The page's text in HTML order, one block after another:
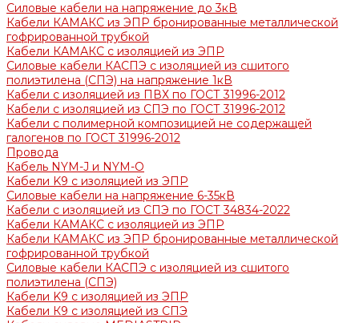
Силовые кабели на напряжение до 3кВ
Кабели КАМАКС из ЭПР бронированные металлической
гофрированной трубкой
Кабели КАМАКС с изоляцией из ЭПР
Силовые кабели КАСПЭ с изоляцией из сшитого
полиэтилена (СПЭ) на напряжение 1кВ
Кабели с изоляцией из ПВХ по ГОСТ 31996-2012
Кабели с изоляцией из СПЭ по ГОСТ 31996-2012
Кабели с полимерной композицией не содержащей
галогенов по ГОСТ 31996-2012
Провода
Кабель NYM-J и NYM-O
Кабели K9 с изоляцией из ЭПР
Силовые кабели на напряжение 6-35кВ
Кабели с изоляцией из СПЭ по ГОСТ 34834-2022
Кабели КАМАКС с изоляцией из ЭПР
Кабели КАМАКС из ЭПР бронированные металлической
гофрированной трубкой
Силовые кабели КАСПЭ с изоляцией из сшитого
полиэтилена (СПЭ)
Кабели K9 с изоляцией из ЭПР
Кабели К9 с изоляцией из СПЭ